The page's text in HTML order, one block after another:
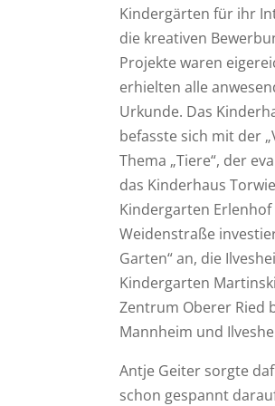
Kindergärten für ihr
die kreativen
Projekte waren
erhielten alle
Urkunde. Das
befasste sich mit der
Thema „Tiere“, der
das Kinderhaus
Kindergarten
Weidenstraße
Garten“ an, die
Kindergarten
Zentrum Oberer Ried
Mannheim und
Antje Geiter sorgte
schon gespannt